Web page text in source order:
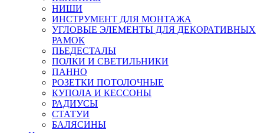
НИШИ
ИНСТРУМЕНТ ДЛЯ МОНТАЖА
УГЛОВЫЕ ЭЛЕМЕНТЫ ДЛЯ ДЕКОРАТИВНЫХ
РАМОК
ПЬЕДЕСТАЛЫ
ПОЛКИ И СВЕТИЛЬНИКИ
ПАННО
РОЗЕТКИ ПОТОЛОЧНЫЕ
КУПОЛА И КЕССОНЫ
РАДИУСЫ
СТАТУИ
БАЛЯСИНЫ